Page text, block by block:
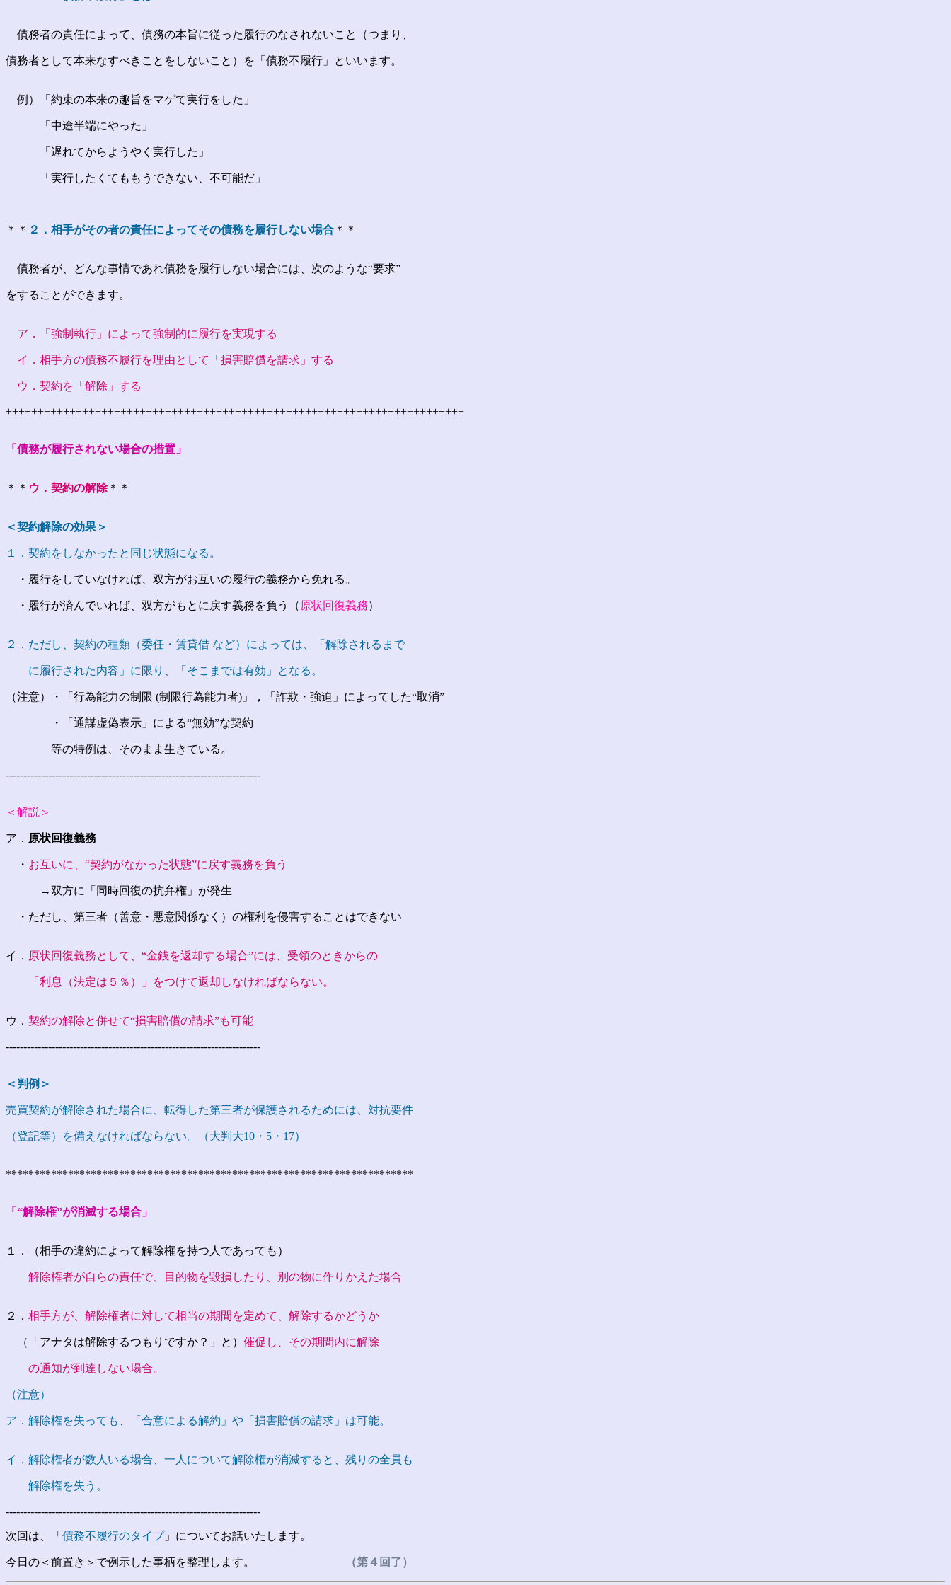
債務者の責任によって、債務の本旨に従った履行のなされないこと（つまり、
債務者として本来なすべきことをしないこと）を「債務不履行」といいます。
例）「約束の本来の趣旨をマゲて実行をした」
「中途半端にやった」
「遅れてからようやく実行した」
「実行したくてももうできない、不可能だ」
＊＊ ２．相手がその者の責任によってその債務を履行しない場合 ＊＊
債務者が、どんな事情であれ債務を履行しない場合には、次のような“要求”
をすることができます。
ア．「強制執行」によって強制的に履行を実現する
イ．相手方の債務不履行を理由として「損害賠償を請求」する
ウ．契約を「解除」する
++++++++++++++++++++++++++++++++++++++++++++++++++++++++++++++++++++++++
「債務が履行されない場合の措置」
＊＊ ウ．契約の解除＊＊
＜契約解除の効果＞
１．契約をしなかったと同じ状態になる。
・履行をしていなければ、双方がお互いの履行の義務から免れる。
・履行が済んでいれば、双方がもとに戻す義務を負う（ 原状回復義務）
２．ただし、契約の種類（委任・賃貸借 など）によっては、「解除されるまで
に履行された内容」に限り、「そこまでは有効」となる。
（注意）・「行為能力の制限 (制限行為能力者)」，「詐欺・強迫」によってした“取消”
・「通謀虚偽表示」による“無効”な契約
等の特例は、そのまま生きている。
------------------------------------------------------------------------
＜解説＞
ア． 原状回復義務
・ お互いに、“契約がなかった状態”に戻す義務を負う
→双方に「同時回復の抗弁権」が発生
・ただし、第三者（善意・悪意関係なく）の権利を侵害することはできない
イ． 原状回復義務として、“金銭を返却する場合”には、受領のときからの
「利息（法定は５％）」をつけて返却しなければならない。
ウ． 契約の解除と併せて“損害賠償の請求”も可能
------------------------------------------------------------------------
＜判例＞
売買契約が解除された場合に、転得した第三者が保護されるためには、対抗要件
（登記等）を備えなければならない。（大判大10・5・17）
************************************************************************
「“解除権”が消滅する場合」
１．（相手の違約によって解除権を持つ人であっても）
解除権者が自らの責任で、目的物を毀損したり、別の物に作りかえた場合
２． 相手方が、解除権者に対して相当の期間を定めて、解除するかどうか
（「アナタは解除するつもりですか？」と） 催促し、その期間内に解除
の通知が到達しない場合。
（注意）
ア．解除権を失っても、「合意による解約」や「損害賠償の請求」は可能。
イ．解除権者が数人いる場合、一人について解除権が消滅すると、残りの全員も
解除権を失う。
------------------------------------------------------------------------
次回は、「 債務不履行のタイプ」についてお話いたします。
今日の＜前置き＞で例示した事柄を整理します。 （第４回了）